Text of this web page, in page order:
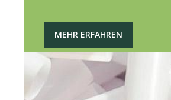
MEHR ERFAHREN